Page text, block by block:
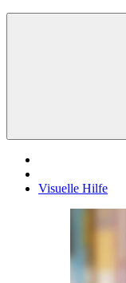
Visuelle Hilfe